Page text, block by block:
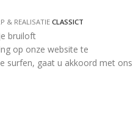
& REALISATIE CLASSICT
op onze website te
surfen, gaat u akkoord met ons